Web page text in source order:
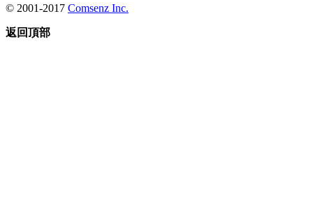
© 2001-2017 Comsenz Inc.
返回頂部